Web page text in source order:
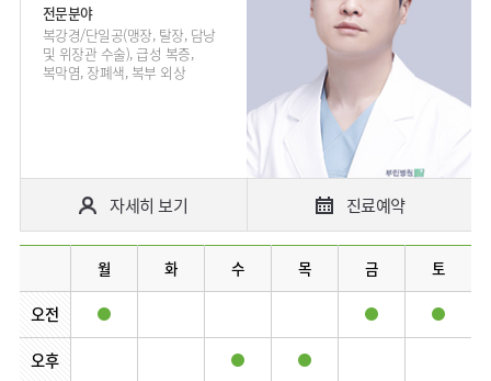
전문분야
복강경/단일공(맹장, 탈장, 담낭
및 위장관 수술), 급성 복증,
복막염, 장폐색, 복부 외상
자세히 보기 진료예약
월 화 수 목 금 토
오전
오후